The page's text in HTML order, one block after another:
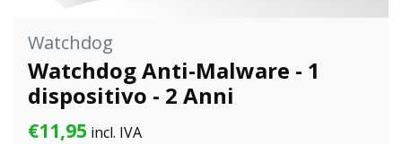
Watchdog
Watchdog Anti-Malware - 1
dispositivo - 2 Anni
€11,95 incl. IVA